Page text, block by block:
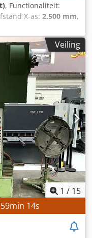
, Functionaliteit:
X-as: 2.500 mm,
Z-as:
, aantal assen:3,
X-as: 2.500
100
1.500 mm
3
Veiling
1 / 15
59min 12s